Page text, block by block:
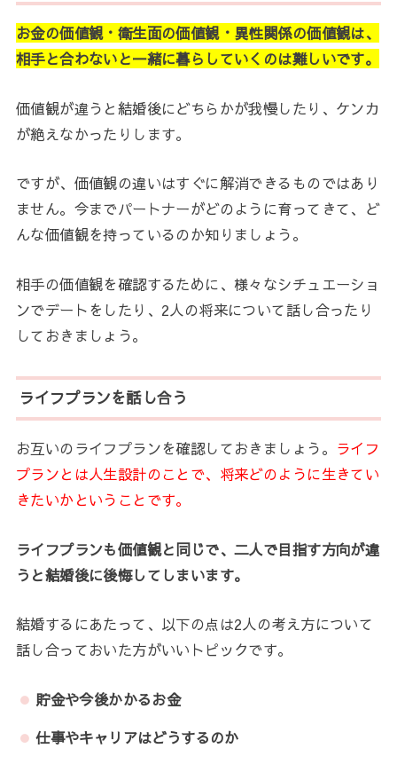
お金の価値観・衛生面の価値観・異性関係の価値観は、
相手と合わないと一緒に暮らしていくのは難しいです。
価値観が違うと結婚後にどちらかが我慢したり、ケンカ
が絶えなかったりします。
ですが、価値観の違いはすぐに解消できるものではあり
ません。今までパートナーがどのように育ってきて、ど
んな価値観を持っているのか知りましょう。
相手の価値観を確認するために、様々なシチュエーショ
ンでデートをしたり、2人の将来について話し合ったり
しておきましょう。
ライフプランを話し合う
お互いのライフプランを確認しておきましょう。 ライフ
プランとは人生設計のことで、将来どのように生きてい
きたいかということです。
ライフプランも価値観と同じで、二人で目指す方向が違
うと結婚後に後悔してしまいます。
結婚するにあたって、以下の点は2人の考え方について
話し合っておいた方がいいトピックです。
貯金や今後かかるお金
仕事やキャリアはどうするのか